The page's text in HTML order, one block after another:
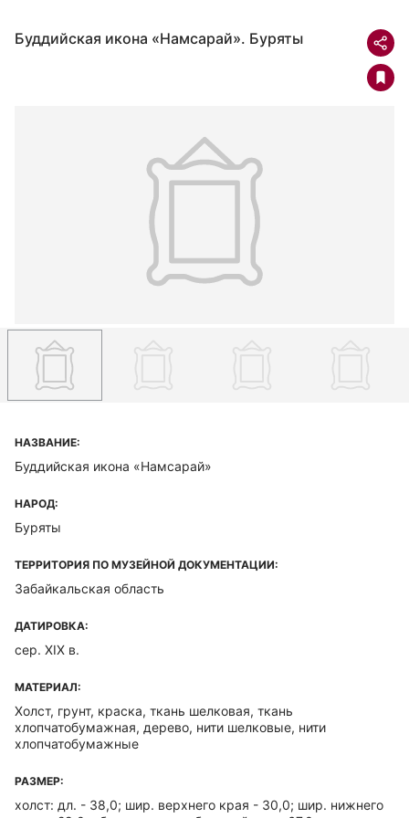
Буддийская икона «Намсарай». Буряты
НАЗВАНИЕ:
Буддийская икона «Намсарай»
НАРОД:
Буряты
ТЕРРИТОРИЯ ПО МУЗЕЙНОЙ ДОКУМЕНТАЦИИ:
Забайкальская область
ДАТИРОВКА:
сер. XIX в.
МАТЕРИАЛ:
Холст, грунт, краска, ткань шелковая, ткань
хлопчатобумажная, дерево, нити шелковые, нити
хлопчатобумажные
РАЗМЕР:
холст: дл. - 38,0; шир. верхнего края - 30,0; шир. нижнего